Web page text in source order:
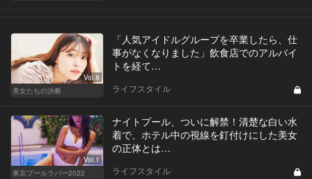
Vol.8
美女たちの決断
「人気アイドルグループを卒業したら、仕
事がなくなりました」飲食店でのアルバイ
トを経て…
ライフスタイル
Vol.1
東京プールラバー2022
ナイトプール、ついに解禁！清楚な白い水
着で、ホテル中の視線を釘付けにした美女
の正体とは…
ライフスタイル